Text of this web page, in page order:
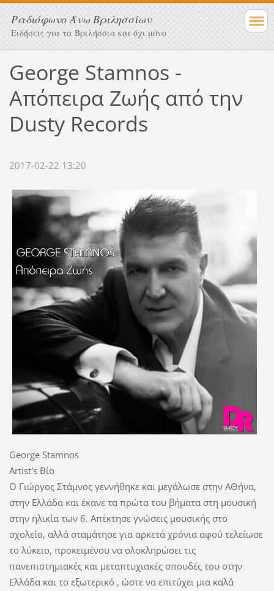
Ραδιόφωνο Άνω Βριλησσίων
Ειδήσεις για τα Βριλήσσια και όχι μόνο
George Stamnos -
Απόπειρα Ζωής από την
Dusty Records
2017-02-22 13:20
George Stamnos
Artist's Βίο
Ο Γιώργος Στάμνος γεννήθηκε και μεγάλωσε στην ΑΘήνα,
στην Ελλάδα και έκανε τα πρώτα του βήματα στη μουσική
στην ηλικία των 6. Απέκτησε γνώσεις μουσικής στο
σχολείο, αλλά σταμάτησε για αρκετά χρόνια αφού τελείωσε
το λύκειο, προκειμένου να ολοκληρώσει τις
πανεπιστημιακές και μεταπτυχιακές σπουδές του στην
Ελλάδα και το εξωτερικό , ώστε να επιτύχει μια καλά